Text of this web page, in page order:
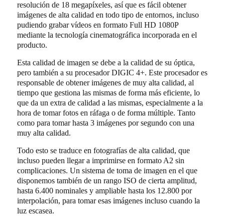
resolución de 18 megapíxeles, así que es fácil obtener
imágenes de alta calidad en todo tipo de entornos, incluso
pudiendo grabar vídeos en formato Full HD 1080P
mediante la tecnología cinematográfica incorporada en el
producto.
Esta calidad de imagen se debe a la calidad de su óptica,
pero también a su procesador DIGIC 4+. Este procesador es
responsable de obtener imágenes de muy alta calidad, al
tiempo que gestiona las mismas de forma más eficiente, lo
que da un extra de calidad a las mismas, especialmente a la
hora de tomar fotos en ráfaga o de forma múltiple. Tanto
como para tomar hasta 3 imágenes por segundo con una
muy alta calidad.
Todo esto se traduce en fotografías de alta calidad, que
incluso pueden llegar a imprimirse en formato A2 sin
complicaciones. Un sistema de toma de imagen en el que
disponemos también de un rango ISO de cierta amplitud,
hasta 6.400 nominales y ampliable hasta los 12.800 por
interpolación, para tomar esas imágenes incluso cuando la
luz escasea.